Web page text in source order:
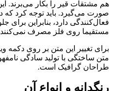
هم مشتقات قیر را بکار می‌برند.
صورت می‌گیرد. باید توجه کرد
فعال‌کنندگی دارد، بنابراین برای
مستقیما روی فلز مصرف
برای تغییر این متن بر روی دکمه
متن ساختگی با تولید سادگی
طراحان گرافیک است.
رنگدانه و انواع آن